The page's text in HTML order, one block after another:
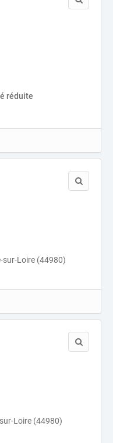
réduite
sur-Loire (44980)
Loire (44980)